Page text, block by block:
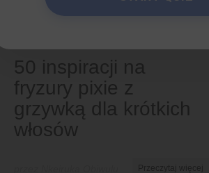
50 inspiracji na
fryzury pixie z
grzywką dla krótkich
włosów